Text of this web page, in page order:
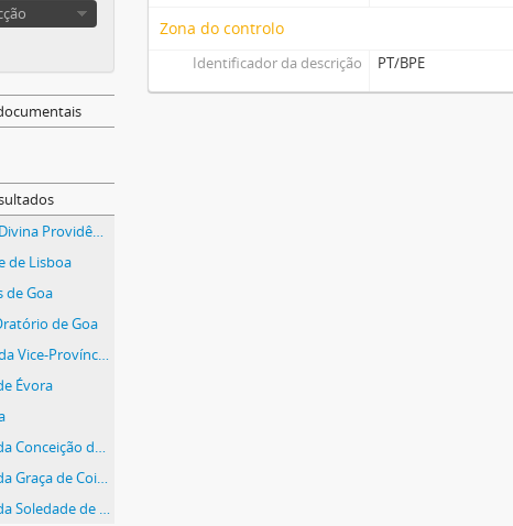
Casa de Nossa Senhora da Divina Providência (Lisboa)
de Lisboa
de Goa
de Goa
Casas Professas e Colégios da Vice-Província do Maranhão e Grão-Pará da Companhia de Jesus
Évora
Colégio de Nossa Senhora da Conceição de Coimbra
Colégio de Nossa Senhora da Graça de Coimbra
Colégio de Nossa Senhora da Soledade de Borba
Zona do controlo
Identificador da descrição PT/BPE